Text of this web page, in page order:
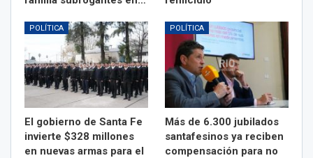
POLÍTICA
El gobierno de Santa Fe
invierte $328 millones
en nuevas armas para el
POLÍTICA
Más de 6.300 jubilados
santafesinos ya reciben
compensación para no